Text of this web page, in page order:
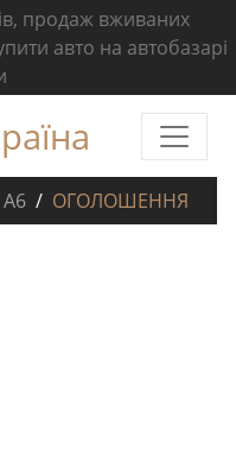
продаж вживаних
авто на автобазарі
A6 ОГОЛОШЕННЯ